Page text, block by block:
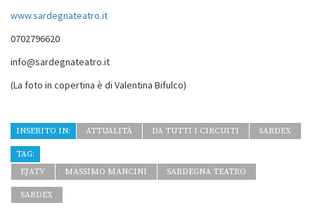
www.sardegnateatro.it
0702796620
info@sardegnateatro.it
(La foto in copertina è di Valentina Bifulco)
INSERITO IN: ATTUALITÀ DA TUTTI I CIRCUITI SARDEX
TAG:
EJATV
MASSIMO MANCINI SARDEGNA TEATRO
SARDEX